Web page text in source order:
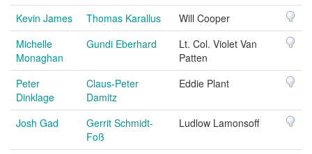
Kevin James Thomas Karallus
Will Cooper
Michelle
Monaghan
Gundi Eberhard
Lt. Col. Violet Van
Patten
Peter
Dinklage
Claus-Peter
Damitz
Eddie Plant
Josh Gad
Gerrit Schmidt-
Foß
Ludlow Lamonsoff